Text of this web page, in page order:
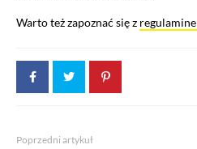
Warto też zapoznać się z
Poprzedni artykuł